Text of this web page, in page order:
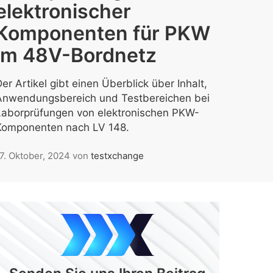
für PKW
48V-Bordnetz
Artikel gibt einen Überblick über Inhalt,
und Testbereichen bei
von elektronischen PKW-
nach LV 148.
Oktober, 2024 von testxchange